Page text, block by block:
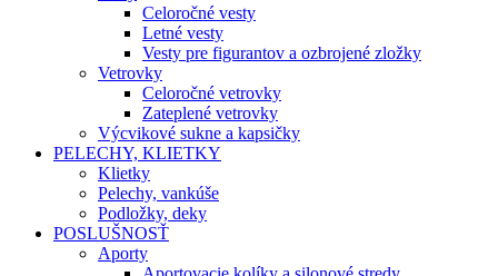
Celoročné vesty
Letné vesty
Vesty pre figurantov a ozbrojené zložky
Vetrovky
Celoročné vetrovky
Zateplené vetrovky
Výcvikové sukne a kapsičky
PELECHY, KLIETKY
Klietky
Pelechy, vankúše
Podložky, deky
POSLUŠNOSŤ
Aporty